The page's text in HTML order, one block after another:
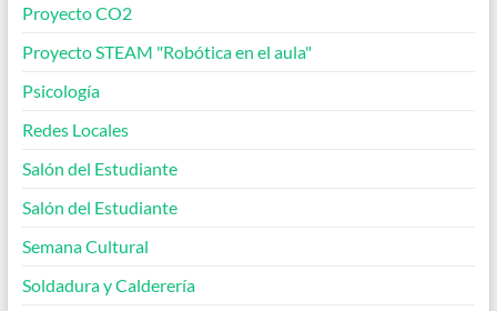
Proyecto CO2
Proyecto STEAM "Robótica en el aula"
Psicología
Redes Locales
Salón del Estudiante
Salón del Estudiante
Semana Cultural
Soldadura y Calderería